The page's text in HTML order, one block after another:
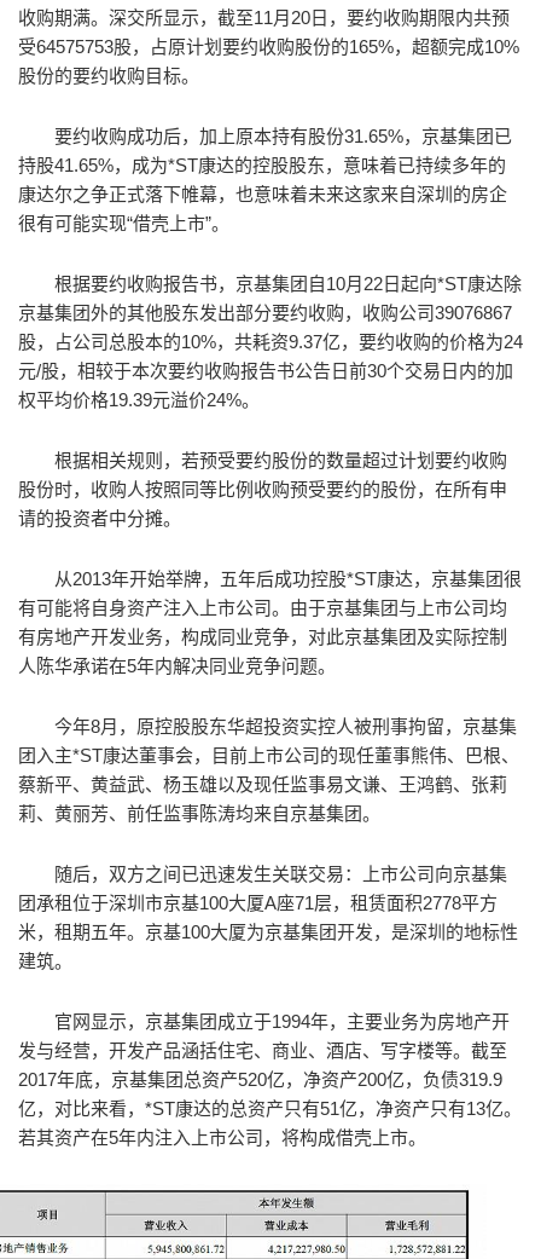
收购期满。深交所显示，截至11月20日，要约收购期限内共预
受64575753股，占原计划要约收购股份的165%，超额完成10%
股份的要约收购目标。
要约收购成功后，加上原本持有股份31.65%，京基集团已
持股41.65%，成为*ST康达的控股股东，意味着已持续多年的
康达尔之争正式落下帷幕，也意味着未来这家来自深圳的房企
很有可能实现“借壳上市”。
根据要约收购报告书，京基集团自10月22日起向*ST康达除
京基集团外的其他股东发出部分要约收购，收购公司39076867
股，占公司总股本的10%，共耗资9.37亿，要约收购的价格为24
元/股，相较于本次要约收购报告书公告日前30个交易日内的加
权平均价格19.39元溢价24%。
根据相关规则，若预受要约股份的数量超过计划要约收购
股份时，收购人按照同等比例收购预受要约的股份，在所有申
请的投资者中分摊。
从2013年开始举牌，五年后成功控股*ST康达，京基集团很
有可能将自身资产注入上市公司。由于京基集团与上市公司均
有房地产开发业务，构成同业竞争，对此京基集团及实际控制
人陈华承诺在5年内解决同业竞争问题。
今年8月，原控股股东华超投资实控人被刑事拘留，京基集
团入主*ST康达董事会，目前上市公司的现任董事熊伟、巴根、
蔡新平、黄益武、杨玉雄以及现任监事易文谦、王鸿鹤、张莉
莉、黄丽芳、前任监事陈涛均来自京基集团。
随后，双方之间已迅速发生关联交易：上市公司向京基集
团承租位于深圳市京基100大厦A座71层，租赁面积2778平方
米，租期五年。京基100大厦为京基集团开发，是深圳的地标性
建筑。
官网显示，京基集团成立于1994年，主要业务为房地产开
发与经营，开发产品涵括住宅、商业、酒店、写字楼等。截至
2017年底，京基集团总资产520亿，净资产200亿，负债319.9
亿，对比来看，*ST康达的总资产只有51亿，净资产只有13亿。
若其资产在5年内注入上市公司，将构成借壳上市。